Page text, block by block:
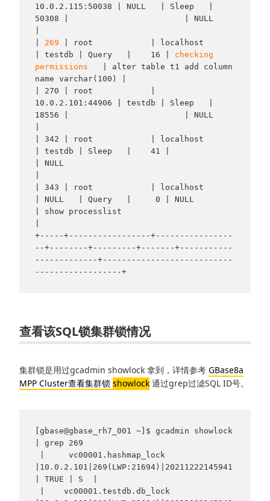
10.0.2.115:50038 | NULL   | Sleep   |
50308 |                        | NULL
269 | root            | localhost
| testdb | Query   |    16 | checking
permissions
   | alter table t1 add column
name varchar(100) |
| 270 | root            |
10.0.2.101:44906 | testdb | Sleep   |
18556 |                        | NULL
| 342 | root            | localhost
| testdb | Sleep   |    41 |
| NULL
| 343 | root            | localhost
| NULL   | Query   |     0 | NULL
| show processlist
+-----+-----------------+----------------
--+--------+---------+-------+-----------
-------------+---------------------------
------------------+
查看该SQL锁集群锁情况
集群锁是用过gcadmin showlock 拿到，详情参考 GBase8a
MPP Cluster查看集群锁 showlock 通过grep过滤SQL ID号。
[gbase@gbase_rh7_001 ~]$ gcadmin showlock
| grep 269
|10.0.2.101|269(LWP:21694)|20211222145941
| TRUE | S  |